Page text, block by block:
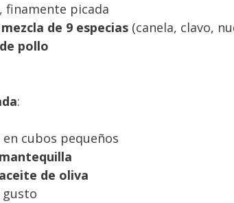
finamente picada
mezcla de 9 especias (canela, clavo,
pollo
:
en cubos pequeños
mantequilla
aceite de oliva
gusto